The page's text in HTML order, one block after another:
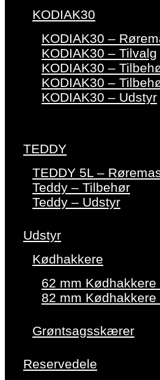
KODIAK30
KODIAK30 –
KODIAK30 – Tilvalg
KODIAK30 –
KODIAK30 –
KODIAK30 – Udstyr
TEDDY
TEDDY 5L –
Teddy – Tilbehør
Teddy – Udstyr
Udstyr
Kødhakkere
62 mm Kødhakkere
82 mm Kødhakkere
Grøntsagsskærer
Reservedele